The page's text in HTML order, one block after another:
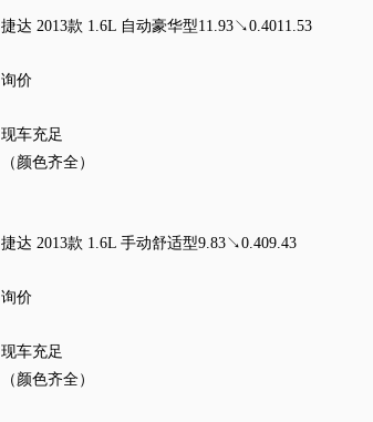
捷达 2013款 1.6L 自动豪华型11.93↘0.4011.53
询价
现车充足
（颜色齐全）
捷达 2013款 1.6L 手动舒适型9.83↘0.409.43
询价
现车充足
（颜色齐全）